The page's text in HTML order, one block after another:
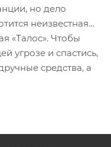
но дело
неизвестная
«Талос». Чтобы
угрозе и спастись,
средства, а